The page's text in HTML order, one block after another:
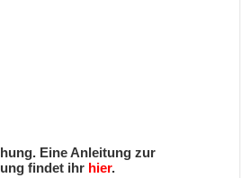
Eine Anleitung zur
findet ihr hier.